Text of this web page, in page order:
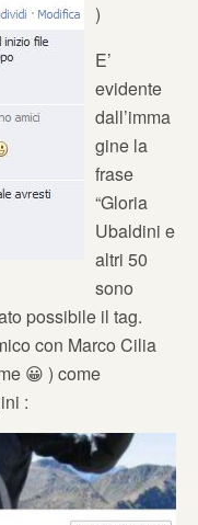
)
E’
evidente
dall’imma
gine la
frase
“Gloria
Ubaldini e
altri 50
sono
possibile il tag.
con Marco Cilia
😀 ) come
: